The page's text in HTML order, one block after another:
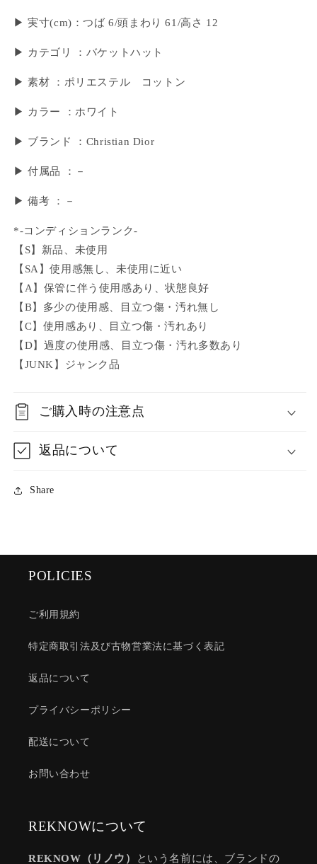
▶︎ 実寸(cm)：つば 6/頭まわり 61/高さ 12
▶ カテゴリ ：バケットハット
▶ 素材 ：ポリエステル コットン
▶ カラー ：ホワイト
▶ ブランド ：Christian Dior
▶ 付属品 ：－
▶︎ 備考 ：－
*-コンディションランク-
【S】新品、未使用
【SA】使用感無し、未使用に近い
【A】保管に伴う使用感あり、状態良好
【B】多少の使用感、目立つ傷・汚れ無し
【C】使用感あり、目立つ傷・汚れあり
【D】過度の使用感、目立つ傷・汚れ多数あり
【JUNK】ジャンク品
ご購入時の注意点
返品について
Share
POLICIES
ご利用規約
特定商取引法及び古物営業法に基づく表記
返品について
プライバシーポリシー
配送について
お問い合わせ
REKNOWについて
REKNOW（リノウ） という名前には、ブランドの